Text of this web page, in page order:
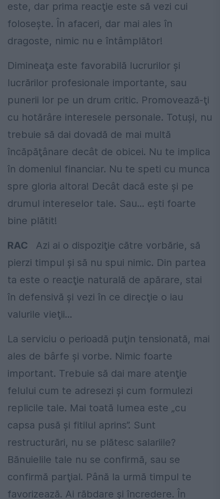
este, dar prima reacţie este să vezi cui
foloseşte. În afaceri, dar mai ales în
dragoste, nimic nu e întâmplător!
Dimineaţa este favorabilă lucrurilor şi
lucrărilor profesionale importante, sau
punerii lor pe un drum critic. Promovează-ţi
cu hotărâre interesele personale. Totuşi, nu
trebuie să dai dovadă de mai multă
încăpăţânare decât de obicei. Nu te implica
în domeniul financiar. Nu te speti cu munca
spre gloria altora! Decât dacă este şi pe
drumul intereselor tale. Sau... eşti foarte
bine plătit!
RAC
Azi ai o dispoziţie către vorbărie, să
pierzi timpul şi să nu spui nimic. Din partea
ta este o reacţie naturală de apărare, stai
în defensivă şi vezi în ce direcţie o iau
valurile vieţii...
La serviciu o perioadă puţin tensionată, mai
ales de bârfe şi vorbe. Nimic foarte
important. Trebuie să dai mare atenţie
felului cum te adresezi şi cum formulezi
replicile tale. Mai toată lumea este „cu
capsa pusă şi fitilul aprins”. Sunt
restructurări, nu se plătesc salariile?
Bănuielile tale nu se confirmă, sau se
confirmă parţial. Până la urmă timpul te
favorizează. Ai răbdare şi încredere. În